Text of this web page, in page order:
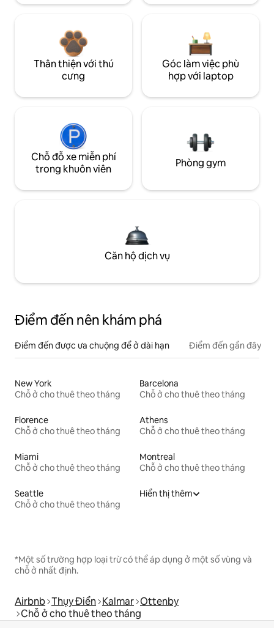
Thân thiện với thú
cưng
Góc làm việc phù
hợp với laptop
Chỗ đỗ xe miễn phí
trong khuôn viên
Phòng gym
Căn hộ dịch vụ
Điểm đến nên khám phá
Điểm đến được ưa chuộng để ở dài hạn Điểm đến gần đây
New York
Chỗ ở cho thuê theo tháng
Barcelona
Chỗ ở cho thuê theo tháng
Florence
Chỗ ở cho thuê theo tháng
Athens
Chỗ ở cho thuê theo tháng
Miami
Chỗ ở cho thuê theo tháng
Montreal
Chỗ ở cho thuê theo tháng
Seattle
Chỗ ở cho thuê theo tháng
Hiển thị thêm
*Một số trường hợp loại trừ có thể áp dụng ở một số vùng và
chỗ ở nhất định.
Airbnb Thụy Điển Kalmar Ottenby
Chỗ ở cho thuê theo tháng